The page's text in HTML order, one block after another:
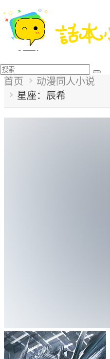
首页 分类
角色广场
手机版
首页
动漫同人小说
星座：辰希